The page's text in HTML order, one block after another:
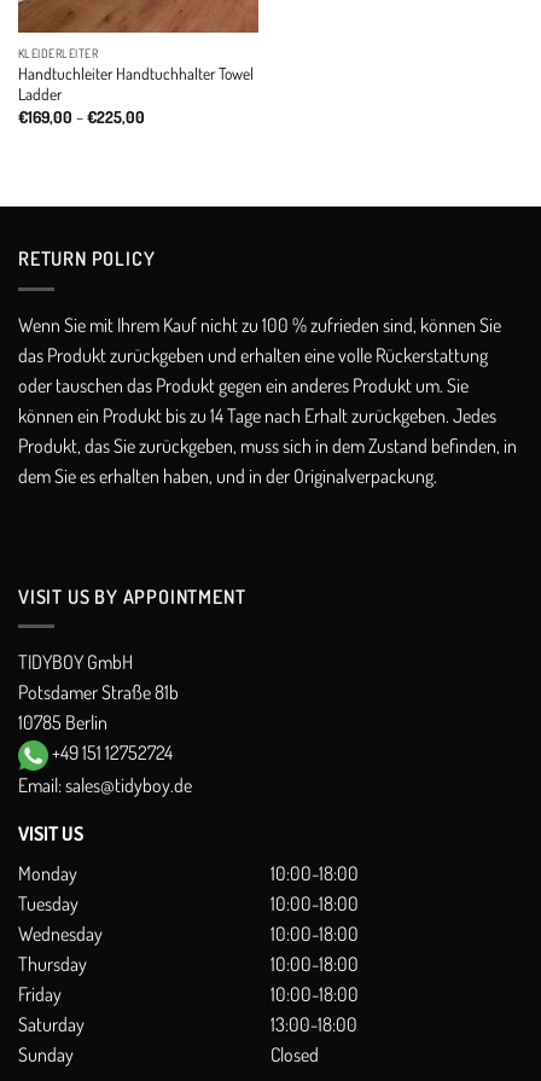
KLEIDERLEITER
Handtuchleiter Handtuchhalter Towel
Ladder
€169,00 –€225,00Price
RETURN POLICY​
Wenn Sie mit Ihrem Kauf nicht zu 100 % zufrieden sind, können Sie
das Produkt zurückgeben und erhalten eine volle Rückerstattung
oder tauschen das Produkt gegen ein anderes Produkt um. Sie
können ein Produkt bis zu 14 Tage nach Erhalt zurückgeben. Jedes
Produkt, das Sie zurückgeben, muss sich in dem Zustand befinden, in
dem Sie es erhalten haben, und in der Originalverpackung.
VISIT US BY APPOINTMENT
TIDYBOY GmbH
Potsdamer Straße 81b
10785 Berlin
+49 151 12752724
Email:sales@tidyboy.de
VISIT US
Monday
10:00-18:00
Tuesday
10:00-18:00
Wednesday
10:00-18:00
Thursday
10:00-18:00
Friday
10:00-18:00
Saturday
13:00-18:00
Sunday
Closed